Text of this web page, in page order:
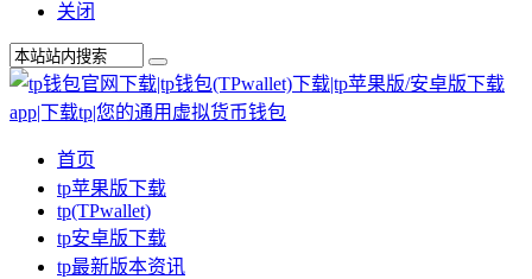
关闭
首页
tp苹果版下载
tp(TPwallet)
tp安卓版下载
tp最新版本资讯